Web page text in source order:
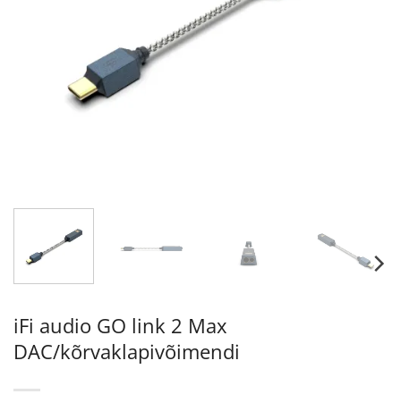
iFi audio GO link 2 Max
DAC/kõrvaklapivõimendi